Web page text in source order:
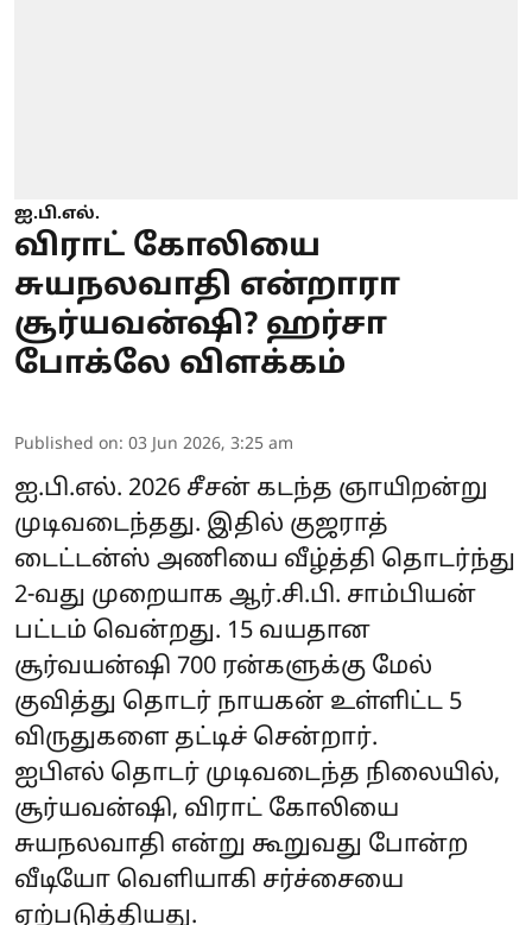
ஐ.பி.எல்.
விராட் கோலியை
சுயநலவாதி என்றாரா
சூர்யவன்ஷி? ஹர்சா
போக்லே விளக்கம்
Published on: 03 Jun 2026, 3:25 am
ஐ.பி.எல். 2026 சீசன் கடந்த ஞாயிறன்று
முடிவடைந்தது. இதில் குஜராத்
டைட்டன்ஸ் அணியை வீழ்த்தி தொடர்ந்து
2-வது முறையாக ஆர்.சி.பி. சாம்பியன்
பட்டம் வென்றது. 15 வயதான
சூர்வயன்ஷி 700 ரன்களுக்கு மேல்
குவித்து தொடர் நாயகன் உள்ளிட்ட 5
விருதுகளை தட்டிச் சென்றார்.
ஐபிஎல் தொடர் முடிவடைந்த நிலையில்,
சூர்யவன்ஷி, விராட் கோலியை
சுயநலவாதி என்று கூறுவது போன்ற
வீடியோ வெளியாகி சர்ச்சையை
ஏற்படுத்தியது.